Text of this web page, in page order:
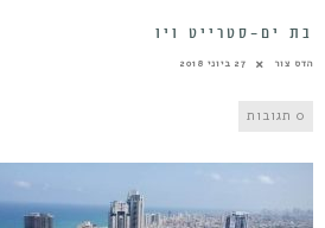
בת ים-סטרייט ויו
הדס צור 27 ביוני 2018
0 תגובות